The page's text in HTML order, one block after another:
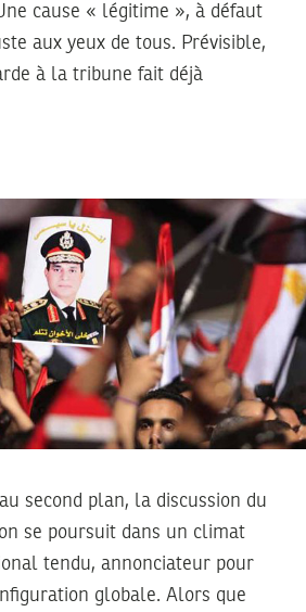
cause « légitime », à défaut
aux yeux de tous. Prévisible,
à la tribune fait déjà
second plan, la discussion du
se poursuit dans un climat
tendu, annonciateur pour
globale. Alors que